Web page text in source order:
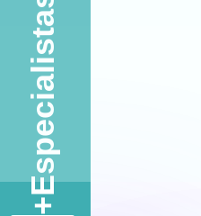
+
Especialistas